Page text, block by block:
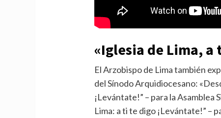
«Iglesia de Lima, a
El Arzobispo de Lima también
del Sínodo Arquidiocesano:
¡Levántate!” – para la Asamblea
Lima: a ti te digo ¡Levántate!” –